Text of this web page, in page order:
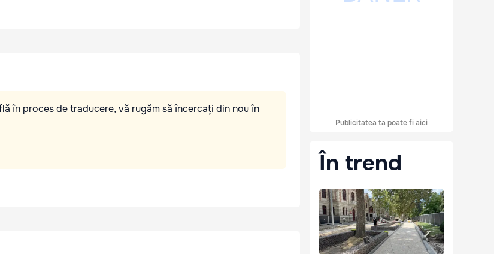
în proces de traducere, vă rugăm să încercați din nou în
Publicitatea ta poate fi aici
În trend